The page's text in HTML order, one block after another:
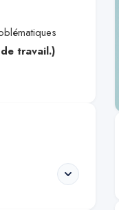
travail.)